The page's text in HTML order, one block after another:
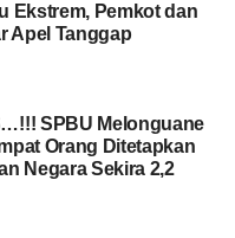
Ekstrem, Pemkot dan
Apel Tanggap
SPBU Melonguane
Orang Ditetapkan
Negara Sekira 2,2